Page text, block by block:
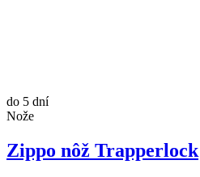
do 5 dní
Nože
Zippo nôž Trapperlock